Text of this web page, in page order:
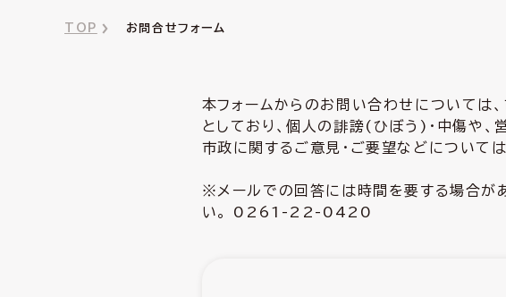
TOP お問合せフォーム
本フォームからのお問い合わせについては
としており、個人の誹謗(ひぼう)・中傷や
市政に関するご意見・ご要望などについては
※メールでの回答には時間を要する場合が
い。 0261-22-0420